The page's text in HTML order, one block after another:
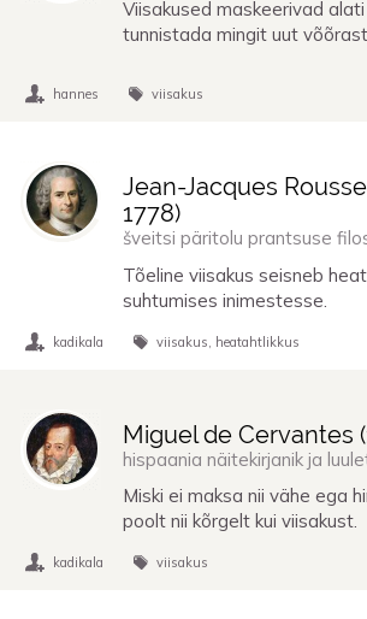
Viisakused maskeerivad
tunnistada mingit uut
hannes viisakus
Jean-Jacques
1778)
šveitsi päritolu prantsuse
Tõeline viisakus seisneb
suhtumises inimestesse.
kadikala viisakus heatahtlikkus
Miguel de Cervantes (
hispaania näitekirjanik ja
Miski ei maksa nii vähe ega
poolt nii kõrgelt kui viisakust.
kadikala viisakus